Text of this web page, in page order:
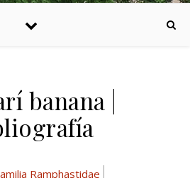
banana |
Ramphastidae